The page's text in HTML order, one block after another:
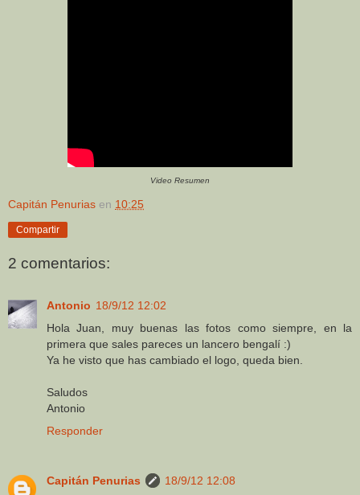
Video Resumen
Capitán Penurias en 10:25
Compartir
2 comentarios:
Antonio 18/9/12 12:02
Hola Juan, muy buenas las fotos como siempre, en la
primera que sales pareces un lancero bengalí :)
Ya he visto que has cambiado el logo, queda bien.
Saludos
Antonio
Responder
Capitán Penurias
18/9/12 12:08